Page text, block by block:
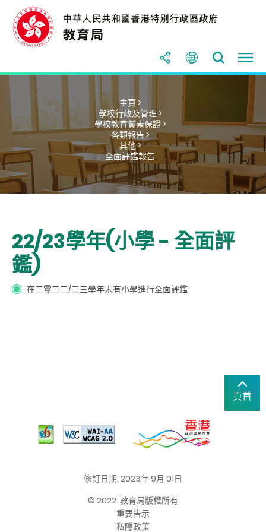
主頁 >
學校行政及管理 >
學校教育質素保證 >
各類報告 >
其他 >
全面評鑑報告
22/23學年(小學 - 全面評
鑑)
在二零二二/二三學年未有小學進行全面評鑑
頁首
修訂日期: 2023年 9月 01日
© 2022. 教育局版權所有
重要告示
私隱政策